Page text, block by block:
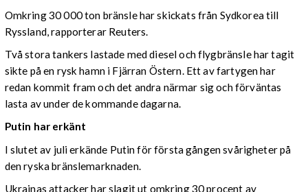
Omkring 30 000 ton bränsle har skickats från Sydkorea till
Ryssland, rapporterar Reuters.
Två stora tankers lastade med diesel och flygbränsle har tagit
sikte på en rysk hamn i Fjärran Östern. Ett av fartygen har
redan kommit fram och det andra närmar sig och förväntas
lasta av under de kommande dagarna.
Putin har erkänt
I slutet av juli erkände Putin för första gången svårigheter på
den ryska bränslemarknaden.
Ukrainas attacker har slagit ut omkring 30 procent av